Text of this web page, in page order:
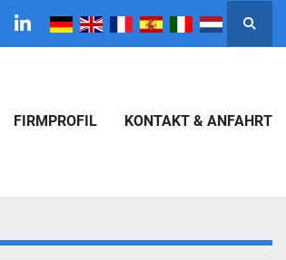
linkedin Suche
FIRMPROFIL KONTAKT & ANFAHRT